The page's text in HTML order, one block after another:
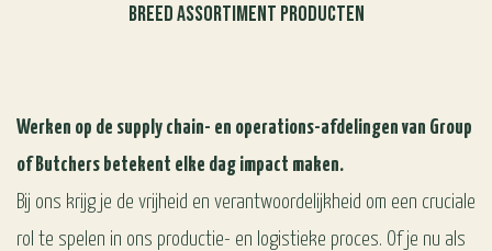
Breed assortiment producten
Werken op de supply chain- en operations-afdelingen van Group
of Butchers betekent elke dag impact maken.
Bij ons krijg je de vrijheid en verantwoordelijkheid om een cruciale
rol te spelen in ons productie- en logistieke proces. Of je nu als